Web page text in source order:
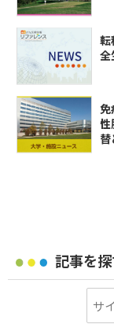
転
全
免
性
記事を